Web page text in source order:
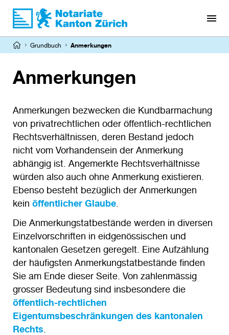
Direkt
zum
Pfadnavigation
Grundbuch Anmerkungen
Anmerkungen
Anmerkungen bezwecken die Kundbarmachung
von privatrechtlichen oder öffentlich-rechtlichen
Rechtsverhältnissen, deren Bestand jedoch
nicht vom Vorhandensein der Anmerkung
abhängig ist. Angemerkte Rechtsverhältnisse
würden also auch ohne Anmerkung existieren.
Ebenso besteht bezüglich der Anmerkungen
kein öffentlicher Glaube
Die Anmerkungstatbestände werden in diversen
Einzelvorschriften in eidgenössischen und
kantonalen Gesetzen geregelt. Eine Aufzählung
der häufigsten Anmerkungstatbestände finden
Sie am Ende dieser Seite. Von zahlenmässig
grosser Bedeutung sind insbesondere die
öffentlich-rechtlichen
Eigentumsbeschränkungen des kantonalen
Rechts